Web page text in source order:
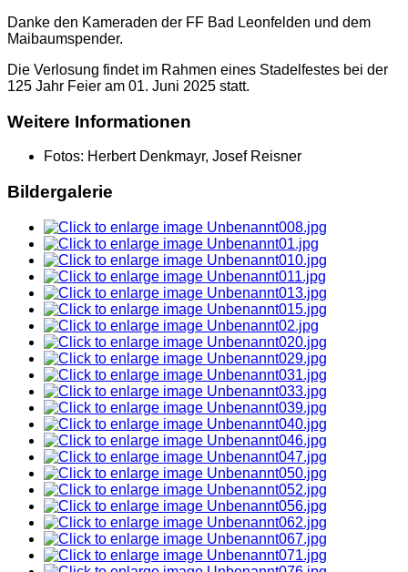
Danke den Kameraden der FF Bad Leonfelden und dem
Maibaumspender.
Die Verlosung findet im Rahmen eines Stadelfestes bei der
125 Jahr Feier am 01. Juni 2025 statt.
Weitere Informationen
Fotos: Herbert Denkmayr, Josef Reisner
Bildergalerie